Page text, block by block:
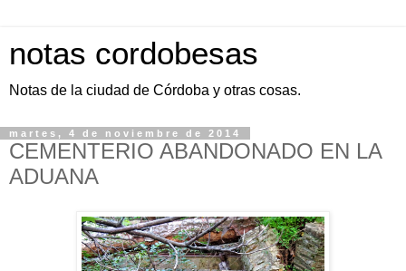
notas cordobesas
Notas de la ciudad de Córdoba y otras cosas.
martes, 4 de noviembre de 2014
CEMENTERIO ABANDONADO EN LA
ADUANA